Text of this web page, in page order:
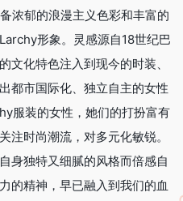
的浪漫主义色彩和丰富的
形象。灵感源自18世纪巴
文化特色注入到现今的时装、
都市国际化、独立自主的女性
服装的女性，她们的打扮富有
注时尚潮流，对多元化敏锐。
身独特又细腻的风格而倍感自
的精神，早已融入到我们的血